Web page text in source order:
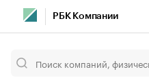
РБК Компании